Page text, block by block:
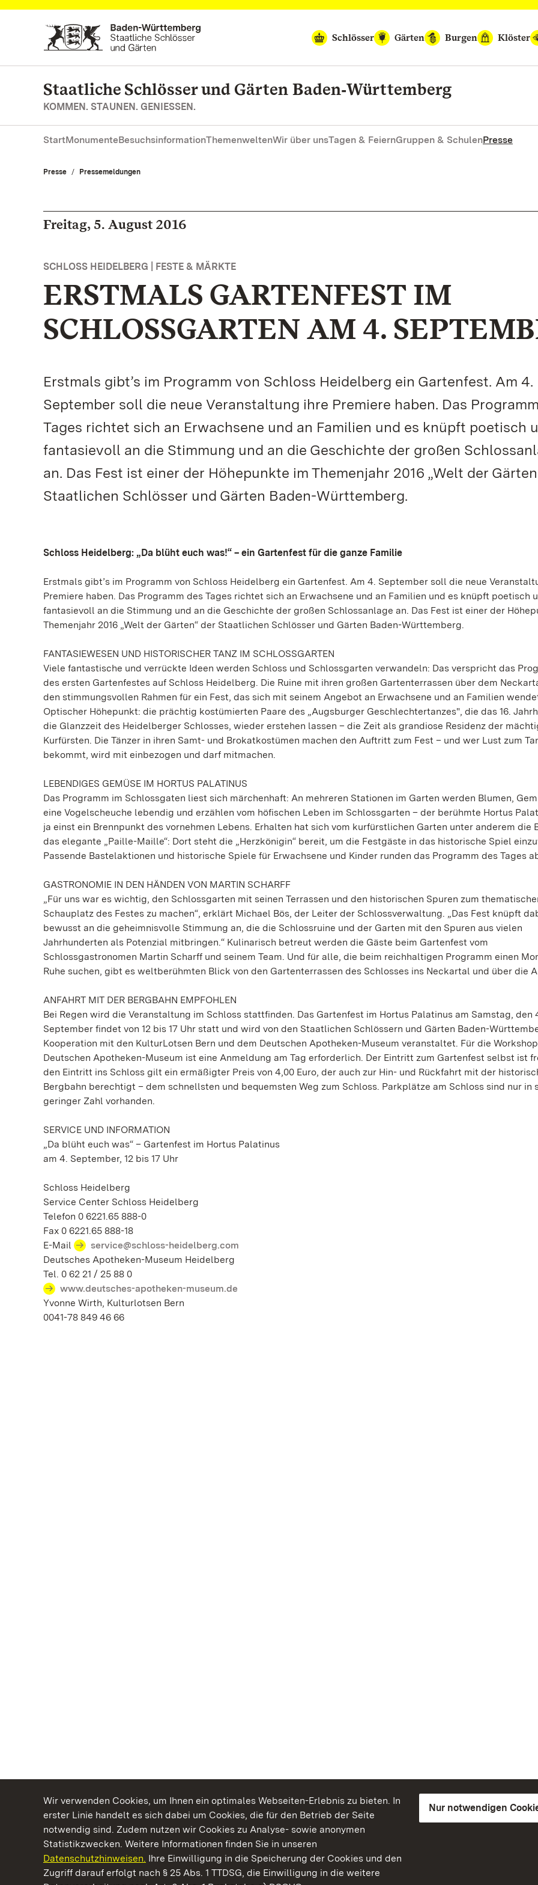
Wir verwenden Cookies, um Ihnen ein optimales Webseiten-Erlebnis zu bieten. In
erster Linie handelt es sich dabei um Cookies, die für den Betrieb der Seite
notwendig sind. Zudem nutzen wir Cookies zu Analyse- sowie anonymen
Statistikzwecken. Weitere Informationen finden Sie in unseren
Datenschutzhinweisen. Ihre Einwilligung in die Speicherung der Cookies und den
Zugriff darauf erfolgt nach § 25 Abs. 1 TTDSG, die Einwilligung in die weitere
Nur notwendigen
Zum Hauptinhalt springen
Schlösser
Gärten Burgen Klöster
Staatliche Schlösser und Gärten Baden‑Württemberg
KOMMEN. STAUNEN. GENIESSEN.
StartMonumenteBesuchsinformationThemenweltenWir über unsTagen & FeiernGruppen & SchulenPresse
Presse Pressemeldungen
Freitag, 5. August 2016
SCHLOSS HEIDELBERG | FESTE & MÄRKTE
ERSTMALS GARTENFEST IM
SCHLOSSGARTEN AM 4.
Erstmals gibt’s im Programm von Schloss Heidelberg ein Gartenfest. Am 4.
September soll die neue Veranstaltung ihre Premiere haben. Das
Tages richtet sich an Erwachsene und an Familien und es knüpft poetisch
fantasievoll an die Stimmung und an die Geschichte der großen
an. Das Fest ist einer der Höhepunkte im Themenjahr 2016 „Welt der
Staatlichen Schlösser und Gärten Baden-Württemberg.
Schloss Heidelberg: „Da blüht euch was!“ – ein Gartenfest für die ganze Familie
Erstmals gibt’s im Programm von Schloss Heidelberg ein Gartenfest. Am 4. September soll die neue
Premiere haben. Das Programm des Tages richtet sich an Erwachsene und an Familien und es knüpft poetisch
fantasievoll an die Stimmung und an die Geschichte der großen Schlossanlage an. Das Fest ist einer der
Themenjahr 2016 „Welt der Gärten“ der Staatlichen Schlösser und Gärten Baden-Württemberg.
FANTASIEWESEN UND HISTORISCHER TANZ IM SCHLOSSGARTEN
Viele fantastische und verrückte Ideen werden Schloss und Schlossgarten verwandeln: Das verspricht das
des ersten Gartenfestes auf Schloss Heidelberg. Die Ruine mit ihren großen Gartenterrassen über dem
den stimmungsvollen Rahmen für ein Fest, das sich mit seinem Angebot an Erwachsene und an Familien
Optischer Höhepunkt: die prächtig kostümierten Paare des „Augsburger Geschlechtertanzes", die das 16.
die Glanzzeit des Heidelberger Schlosses, wieder erstehen lassen – die Zeit als grandiose Residenz der
Kurfürsten. Die Tänzer in ihren Samt- und Brokatkostümen machen den Auftritt zum Fest – und wer Lust zum
bekommt, wird mit einbezogen und darf mitmachen.
LEBENDIGES GEMÜSE IM HORTUS PALATINUS
Das Programm im Schlossgaten liest sich märchenhaft: An mehreren Stationen im Garten werden Blumen,
eine Vogelscheuche lebendig und erzählen vom höfischen Leben im Schlossgarten – der berühmte Hortus
ja einst ein Brennpunkt des vornehmen Lebens. Erhalten hat sich vom kurfürstlichen Garten unter anderem die
das elegante „Paille-Maille“: Dort steht die „Herzkönigin“ bereit, um die Festgäste in das historische Spiel
Passende Bastelaktionen und historische Spiele für Erwachsene und Kinder runden das Programm des Tages
GASTRONOMIE IN DEN HÄNDEN VON MARTIN SCHARFF
„Für uns war es wichtig, den Schlossgarten mit seinen Terrassen und den historischen Spuren zum
Schauplatz des Festes zu machen“, erklärt Michael Bös, der Leiter der Schlossverwaltung. „Das Fest knüpft
bewusst an die geheimnisvolle Stimmung an, die die Schlossruine und der Garten mit den Spuren aus vielen
Jahrhunderten als Potenzial mitbringen.“ Kulinarisch betreut werden die Gäste beim Gartenfest vom
Schlossgastronomen Martin Scharff und seinem Team. Und für alle, die beim reichhaltigen Programm einen
Ruhe suchen, gibt es weltberühmten Blick von den Gartenterrassen des Schlosses ins Neckartal und über die
ANFAHRT MIT DER BERGBAHN EMPFOHLEN
Bei Regen wird die Veranstaltung im Schloss stattfinden. Das Gartenfest im Hortus Palatinus am Samstag, den
September findet von 12 bis 17 Uhr statt und wird von den Staatlichen Schlössern und Gärten Baden-
Kooperation mit den KulturLotsen Bern und dem Deutschen Apotheken-Museum veranstaltet. Für die
Deutschen Apotheken-Museum ist eine Anmeldung am Tag erforderlich. Der Eintritt zum Gartenfest selbst ist
den Eintritt ins Schloss gilt ein ermäßigter Preis von 4,00 Euro, der auch zur Hin- und Rückfahrt mit der
Bergbahn berechtigt – dem schnellsten und bequemsten Weg zum Schloss. Parkplätze am Schloss sind nur in
geringer Zahl vorhanden.
SERVICE UND INFORMATION
„Da blüht euch was“ – Gartenfest im Hortus Palatinus
am 4. September, 12 bis 17 Uhr
Schloss Heidelberg
Service Center Schloss Heidelberg
Telefon 0 6221.65 888-0
Fax 0 6221.65 888-18
E-Mail
service@schloss-heidelberg.com
Deutsches Apotheken-Museum Heidelberg
Tel. 0 62 21 / 25 88 0
www.deutsches-apotheken-museum.de
Yvonne Wirth, Kulturlotsen Bern
0041-78 849 46 66
Kommen. Staunen. Genießen.